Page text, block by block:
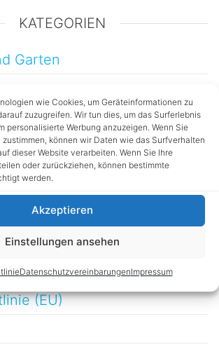
wie Cookies, um Geräteinformationen zu
zuzugreifen. Wir tun dies, um das Surferlebnis
personalisierte Werbung anzuzeigen. Wenn Sie
können wir Daten wie das Surfverhalten
dieser Website verarbeiten. Wenn Sie Ihre
oder zurückziehen, können bestimmte
werden.
Akzeptieren
Einstellungen ansehen
DatenschutzvereinbarungenImpressum
KATEGORIEN
Garten
(EU)